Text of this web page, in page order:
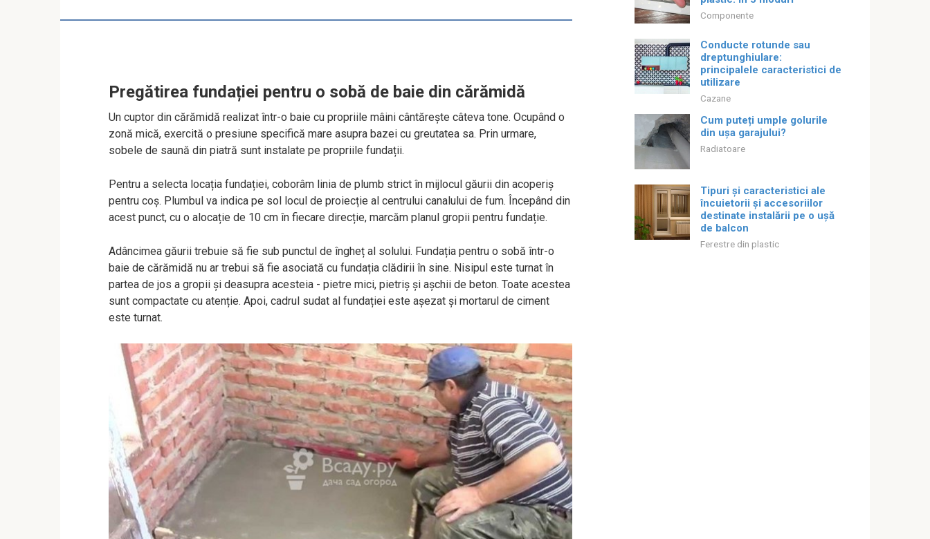
Pregătirea fundației pentru o sobă de baie din cărămidă
Un cuptor din cărămidă realizat într-o baie cu propriile mâini cântărește câteva tone. Ocupând o
zonă mică, exercită o presiune specifică mare asupra bazei cu greutatea sa. Prin urmare,
sobele de saună din piatră sunt instalate pe propriile fundații.
Pentru a selecta locația fundației, coborâm linia de plumb strict în mijlocul găurii din acoperiș
pentru coș. Plumbul va indica pe sol locul de proiecție al centrului canalului de fum. Începând din
acest punct, cu o alocație de 10 cm în fiecare direcție, marcăm planul gropii pentru fundație.
Adâncimea găurii trebuie să fie sub punctul de îngheț al solului. Fundația pentru o sobă într-o
baie de cărămidă nu ar trebui să fie asociată cu fundația clădirii în sine. Nisipul este turnat în
partea de jos a gropii și deasupra acesteia - pietre mici, pietriș și așchii de beton. Toate acestea
sunt compactate cu atenție. Apoi, cadrul sudat al fundației este așezat și mortarul de ciment
este turnat.
Componente
Conducte rotunde sau
dreptunghiulare:
principalele caracteristici de
utilizare
Cazane
Cum puteți umple golurile
din ușa garajului?
Radiatoare
Tipuri și caracteristici ale
încuietorii și accesoriilor
destinate instalării pe o ușă
de balcon
Ferestre din plastic